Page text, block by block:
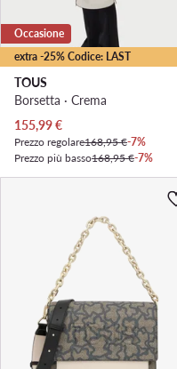
extra -25% Codice: LAST
Occasione
TOUS
Borsetta · Crema
Prezzo attuale
155,99€
Prezzo regolare168,95 €-7%
Prezzo più basso168,95 €-7%